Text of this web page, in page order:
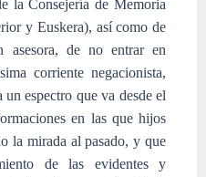
la Consejería de Memoria
y Euskera), así como de
asesora, de no entrar en
corriente negacionista,
espectro que va desde el
en las que hijos
la mirada al pasado, y que
de las evidentes y